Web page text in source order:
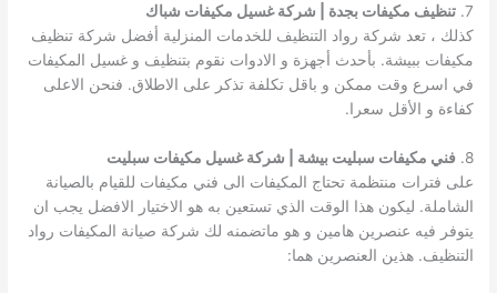
7. تنظيف مكيفات بجدة | شركة غسيل مكيفات شباك
كذلك ، تعد شركة رواد التنظيف للخدمات المنزلية أفضل شركة تنظيف
مكيفات ببيشة. بأحدث أجهزة و الادوات نقوم بتنظيف و غسيل المكيفات
في اسرع وقت ممكن و باقل تكلفة تذكر على الاطلاق. فنحن الاعلى
كفاءة و الأقل سعرا.
8. فني مكيفات سبليت بيشة | شركة غسيل مكيفات سبليت
على فترات منتظمة تحتاج المكيفات الى فني مكيفات للقيام بالصيانة
الشاملة. ليكون هذا الوقت الذي تستعين به هو الاختيار الافضل يجب ان
يتوفر فيه عنصرين هامين و هو ماتضمنه لك شركة صيانة المكيفات رواد
التنظيف. هذين العنصرين هما: